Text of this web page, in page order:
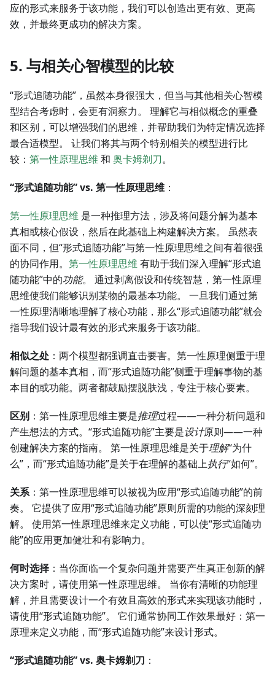
应的形式来服务于该功能，我们可以创造出更有效、更高
效，并最终更成功的解决方案。
5. 与相关心智模型的比较
“形式追随功能”，虽然本身很强大，但当与其他相关心智模
型结合考虑时，会更有洞察力。 理解它与相似概念的重叠
和区别，可以增强我们的思维，并帮助我们为特定情况选择
最合适模型。 让我们将其与两个特别相关的模型进行比
较： 第一性原理思维 和 奥卡姆剃刀。
“形式追随功能” vs. 第一性原理思维 ：
第一性原理思维 是一种推理方法，涉及将问题分解为基本
真相或核心假设，然后在此基础上构建解决方案。 虽然表
面不同，但“形式追随功能”与第一性原理思维之间有着很强
的协同作用。 第一性原理思维 有助于我们深入理解“形式追
随功能”中的功能。 通过剥离假设和传统智慧，第一性原理
思维使我们能够识别某物的最基本功能。 一旦我们通过第
一性原理清晰地理解了核心功能，那么“形式追随功能”就会
指导我们设计最有效的形式来服务于该功能。
相似之处 ：两个模型都强调直击要害。第一性原理侧重于理
解问题的基本真相，而“形式追随功能”侧重于理解事物的基
本目的或功能。两者都鼓励摆脱肤浅，专注于核心要素。
区别 ：第一性原理思维主要是推理过程——一种分析问题和
产生想法的方式。“形式追随功能”主要是设计原则——一种
创建解决方案的指南。 第一性原理思维是关于理解“为什
么”，而“形式追随功能”是关于在理解的基础上执行“如何”。
关系：第一性原理思维可以被视为应用“形式追随功能”的前
奏。 它提供了应用“形式追随功能”原则所需的功能的深刻理
解。 使用第一性原理思维来定义功能，可以使“形式追随功
能”的应用更加健壮和有影响力。
何时选择 ：当你面临一个复杂问题并需要产生真正创新的解
决方案时，请使用第一性原理思维。 当你有清晰的功能理
解，并且需要设计一个有效且高效的形式来实现该功能时，
请使用“形式追随功能”。 它们通常协同工作效果最好：第一
原理来定义功能，而“形式追随功能”来设计形式。
“形式追随功能” vs. 奥卡姆剃刀 ：